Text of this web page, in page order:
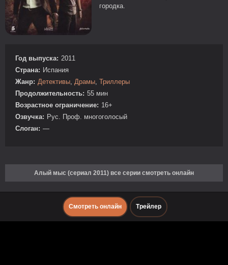
городка.
Год выпуска: 2011
Страна: Испания
Жанр: Детективы Драмы Триллеры
Продолжительность: 55 мин
Возрастное ограничение: 16+
Озвучка: Рус. Проф. многоголосый
Слоган: —
Алый мыс (сериал 2011) все серии смотреть онлайн
Смотреть онлайн Трейлер